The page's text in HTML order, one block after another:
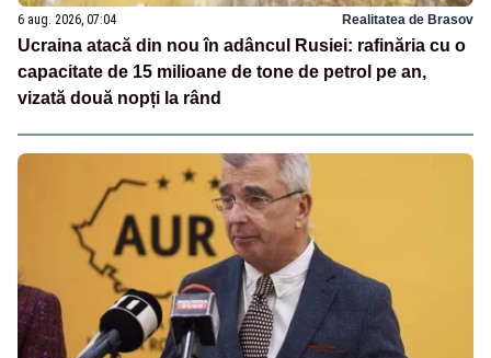
6 aug. 2026, 07:04 Realitatea de Brasov
Ucraina atacă din nou în adâncul Rusiei: rafinăria cu o
capacitate de 15 milioane de tone de petrol pe an,
vizată două nopți la rând